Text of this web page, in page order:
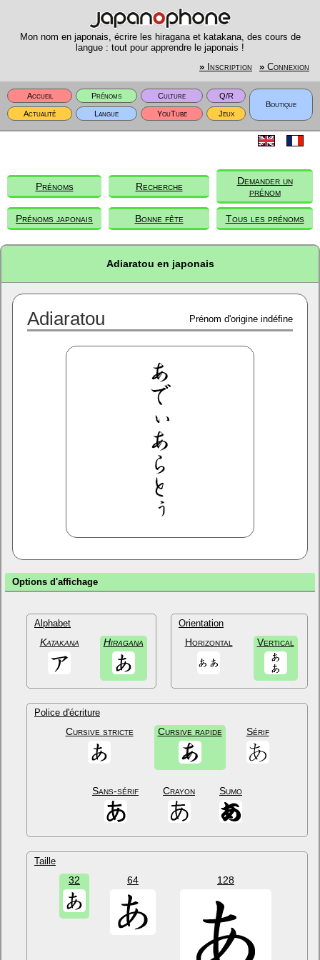
Mon nom en japonais, écrire les hiragana et katakana, des cours de
langue : tout pour apprendre le japonais !
» Inscription » Connexion
Accueil Prénoms Culture
Q/R
Boutique
Actualité
Langue YouTube Jeux
Prénoms Recherche
Demander un
prénom
Prénoms japonais Bonne fête Tous les prénoms
Adiaratou en japonais
Adiaratou Prénom d'origine indéfine
Options d'affichage
Alphabet
Katakana Hiragana
Orientation
Horizontal Vertical
Police d'écriture
Cursive stricte Cursive rapide Sérif
Sans-sérif Crayon Sumo
Taille
32 64 128